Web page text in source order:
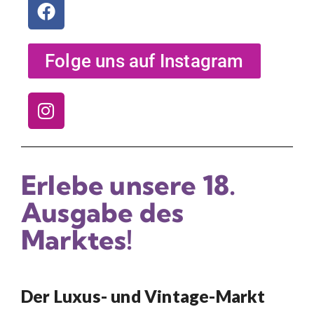
Folge uns auf Instagram
Erlebe unsere 18.
Ausgabe des
Marktes!
Der Luxus- und Vintage-Markt